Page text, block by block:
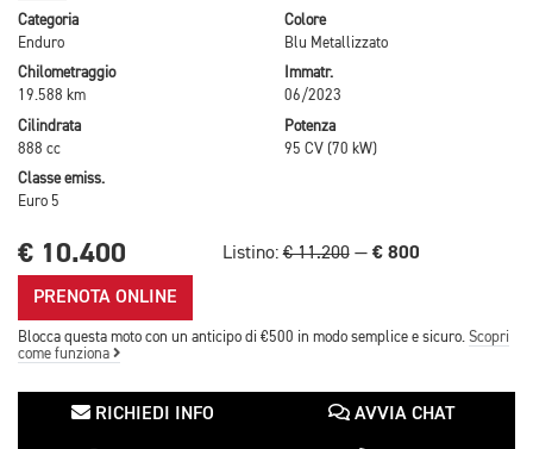
Categoria
Enduro
Colore
Blu Metallizzato
Chilometraggio
19.588 km
Immatr.
06/2023
Cilindrata
888 cc
Potenza
95 CV (70 kW)
Classe emiss.
Euro 5
€ 10.400 Listino:€ 11.200 — € 800
PRENOTA ONLINE
Blocca questa moto con un anticipo di €500 in modo semplice e sicuro. Scopri
come funziona
RICHIEDI INFO AVVIA CHAT